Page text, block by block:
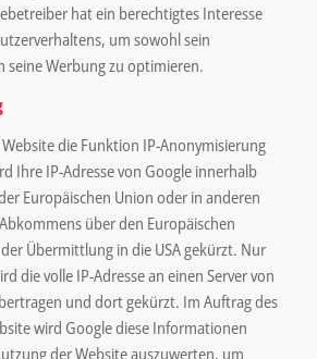
hat ein berechtigtes Interesse
um sowohl sein
seine Werbung zu optimieren.
die Funktion IP-Anonymisierung
Ihre IP-Adresse von Google innerhalb
Europäischen Union oder in anderen
über den Europäischen
Übermittlung in die USA gekürzt. Nur
die volle IP-Adresse an einen Server von
und dort gekürzt. Im Auftrag des
wird Google diese Informationen
der Website auszuwerten, um